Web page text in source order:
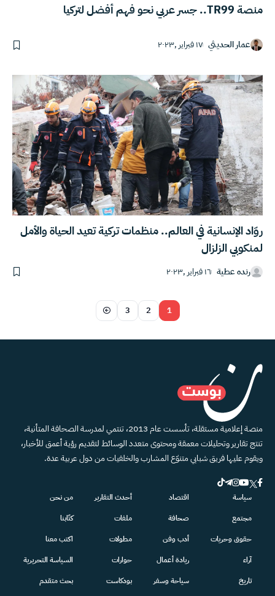
منصة TR99.. جسر عربي نحو فهم أفضل لتركيا
عمار الحديثي ١٧ فبراير ,٢٠٢٣
روّاد الإنسانية في العالم.. منظمات تركية تعيد الحياة والأمل
لمنكوبي الزلزال
رنده عطية ١٦ فبراير ,٢٠٢٣
1
2
3
منصة إعلامية مستقلة، تأسست عام 2013، تنتمي لمدرسة الصحافة المتأنية،
تنتج تقارير وتحليلات معمقة ومحتوى متعدد الوسائط لتقديم رؤية أعمق للأخبار،
ويقوم عليها فريق شبابي متنوّع المشارب والخلفيات من دول عربية عدة.
سياسة
مجتمع
حقوق وحريات
آراء
تاريخ
اقتصاد
صحافة
أدب وفن
ريادة أعمال
سياحة وسفر
أحدث التقارير
ملفات
مطولات
حوارات
بودكاست
من نحن
كتّابنا
اكتب معنا
السياسة التحريرية
بحث متقدم